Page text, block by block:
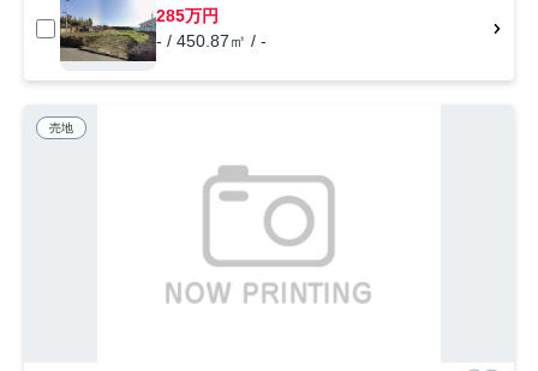
285万円
- / 450.87㎡ / -
売地